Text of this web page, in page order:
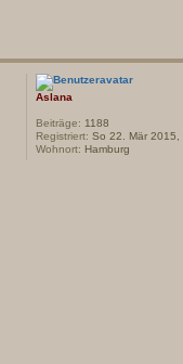
Aslana
Beiträge: 1188
Registriert: So 22. Mär 2015,
Wohnort: Hamburg